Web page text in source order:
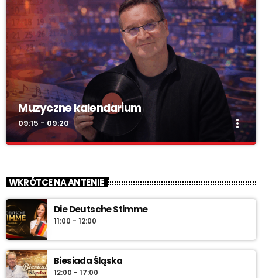
Muzyczne kalendarium
09:15 - 09:20 more_vert
Muzyczne kalendarium – Twoja codzienna pigułka historii
muzyki. Rocznice, premiery, anegdoty i najlepsze brzmienia –
pon.–sob. 7:45 i 12:45, w niedzielę 7:45 + dłuższa wersja po
10:00. Włącz i sprawdź „co dziś gra historia”.
WKRÓTCE NA ANTENIE
Die Deutsche Stimme
11:00 - 12:00
Biesiada Śląska
12:00 - 17:00